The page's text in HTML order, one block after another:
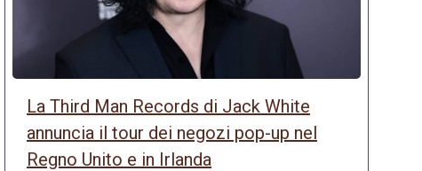
La Third Man Records di Jack White
annuncia il tour dei negozi pop-up nel
Regno Unito e in Irlanda